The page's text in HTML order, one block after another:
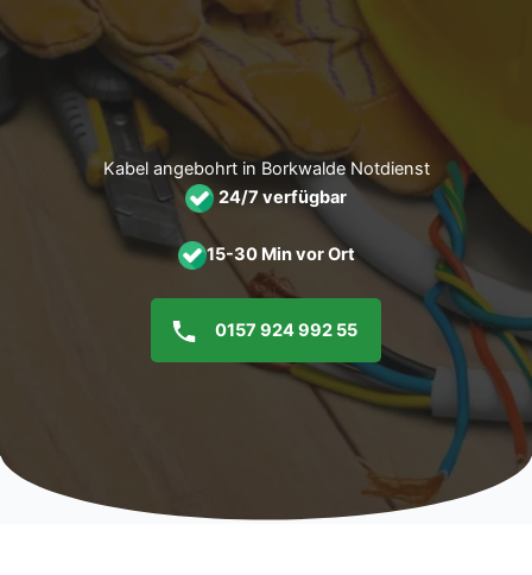
Inhalt
Kabel angebohrt in Borkwalde Notdienst
24/7 verfügbar
15-30 Min vor Ort
0157 924 992 55